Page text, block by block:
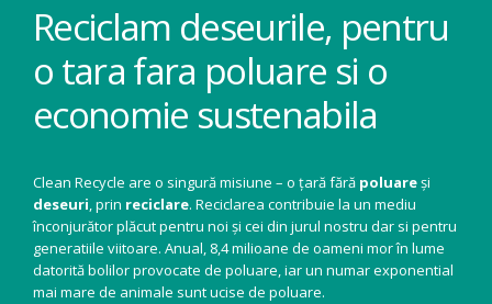
Reciclam deseurile, pentru
o tara fara poluare si o
economie sustenabila
Clean Recycle are o singură misiune – o țară fără poluareși
deseuri, prin reciclare. Reciclarea contribuie la un mediu
înconjurător plăcut pentru noi și cei din jurul nostru dar si pentru
generatiile viitoare. Anual, 8,4 milioane de oameni mor în lume
datorită bolilor provocate de poluare, iar un numar exponential
mai mare de animale sunt ucise de poluare.